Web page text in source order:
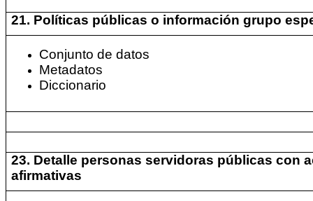
21. Políticas públicas o información grupo
Conjunto de datos
Metadatos
Diccionario
23. Detalle personas servidoras públicas con
afirmativas